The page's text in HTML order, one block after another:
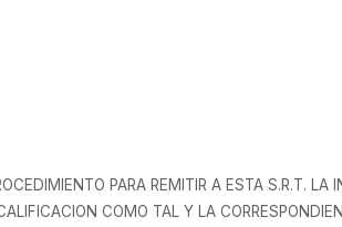
PARA REMITIR A ESTA S.R.T.
COMO TAL Y LA